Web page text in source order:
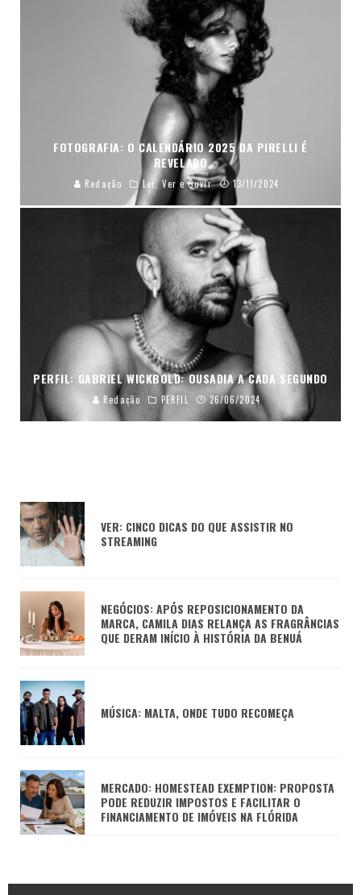
FOTOGRAFIA: O CALENDÁRIO 2025 DA PIRELLI É
REVELADO
Redação Ler, Ver e Ouvir 13/11/2024
PERFIL: GABRIEL WICKBOLD: OUSADIA A CADA SEGUNDO
Redação PERFIL 26/06/2024
VER: CINCO DICAS DO QUE ASSISTIR NO
STREAMING
NEGÓCIOS: APÓS REPOSICIONAMENTO DA
MARCA, CAMILA DIAS RELANÇA AS FRAGRÂNCIAS
QUE DERAM INÍCIO À HISTÓRIA DA BENUÁ
MÚSICA: MALTA, ONDE TUDO RECOMEÇA
MERCADO: HOMESTEAD EXEMPTION: PROPOSTA
PODE REDUZIR IMPOSTOS E FACILITAR O
FINANCIAMENTO DE IMÓVEIS NA FLÓRIDA